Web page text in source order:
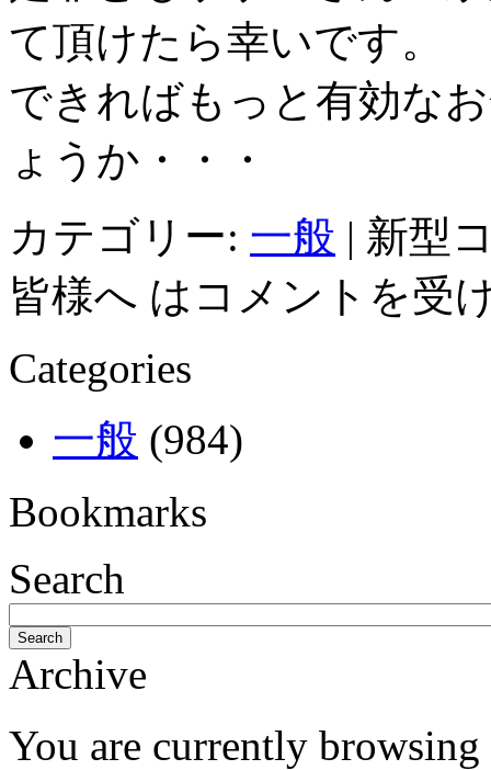
て頂けたら幸いです。
できればもっと有効な
ょうか・・・
カテゴリー: 一般 | 新型
皆様へ は コメントを受
Categories
一般 (984)
Bookmarks
Search
Search
Archive
You are currently